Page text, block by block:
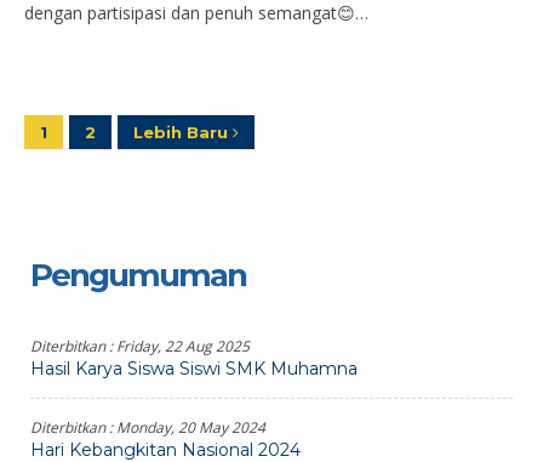
dengan partisipasi dan penuh semangat😊…
1 2 Lebih Baru
Pengumuman
Diterbitkan :Friday, 22 Aug 2025
Hasil Karya Siswa Siswi SMK Muhamna
Diterbitkan :Monday, 20 May 2024
Hari Kebangkitan Nasional 2024